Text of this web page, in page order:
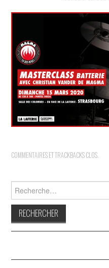
GABBA GABBA HEY !
LES LABELS
INDÉPENDANTS
DOKO
COMMENTAIRES ET TRACKBACKS CLOS.
Rechercher :